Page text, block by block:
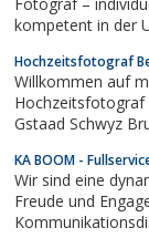
kompetent in der
Hochzeitsfotograf
Willkommen auf
Hochzeitsfotograf
Gstaad Schwyz
KA BOOM -
Wir sind eine
Freude und